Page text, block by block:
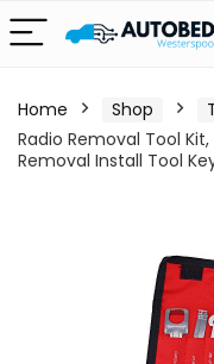
Home Shop
Radio Removal Tool
Removal Install Tool